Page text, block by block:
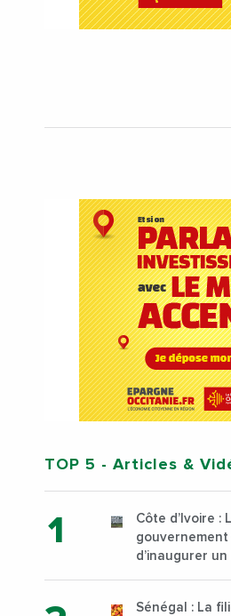
TOP 5 - Articles &
Côte d’Ivoire :
gouvernement
d’inaugurer
Sénégal : La